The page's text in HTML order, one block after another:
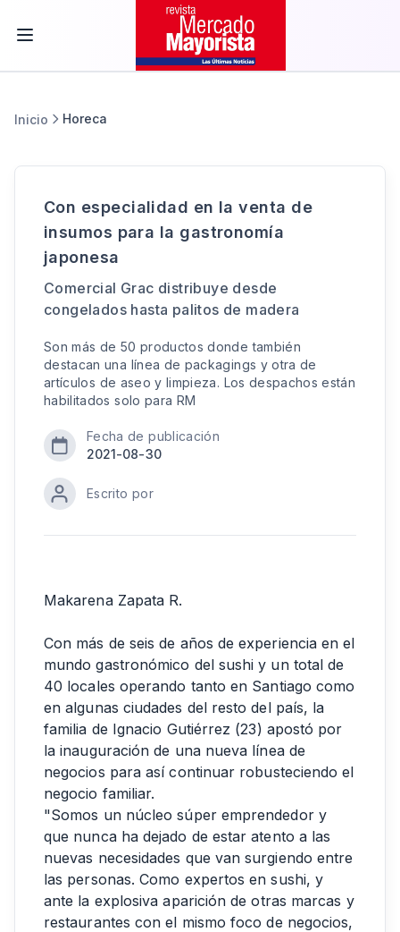
Inicio Horeca
Con especialidad en la venta de
insumos para la gastronomía
japonesa
Comercial Grac distribuye desde
congelados hasta palitos de madera
Son más de 50 productos donde también
destacan una línea de packagings y otra de
artículos de aseo y limpieza. Los despachos están
habilitados solo para RM
Fecha de publicación
2021-08-30
Escrito por
Makarena Zapata R.
Con más de seis de años de experiencia en el
mundo gastronómico del sushi y un total de
40 locales operando tanto en Santiago como
en algunas ciudades del resto del país, la
familia de Ignacio Gutiérrez (23) apostó por
la inauguración de una nueva línea de
negocios para así continuar robusteciendo el
negocio familiar.
"Somos un núcleo súper emprendedor y
que nunca ha dejado de estar atento a las
nuevas necesidades que van surgiendo entre
las personas. Como expertos en sushi, y
ante la explosiva aparición de otras marcas y
restaurantes con el mismo foco de negocios,